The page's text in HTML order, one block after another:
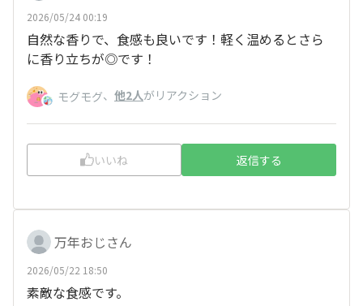
2026/05/24 00:19
自然な香りで、食感も良いです！軽く温めるとさら
に香り立ちが◎です！
モグモグ、 他2人がリアクション
いいね 返信する
万年おじさん
2026/05/22 18:50
素敵な食感です。